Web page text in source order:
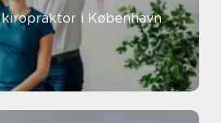
i København